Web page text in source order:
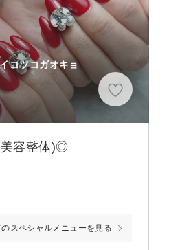
コツコガオキョ
美容整体)◎
スペシャルメニューを見る